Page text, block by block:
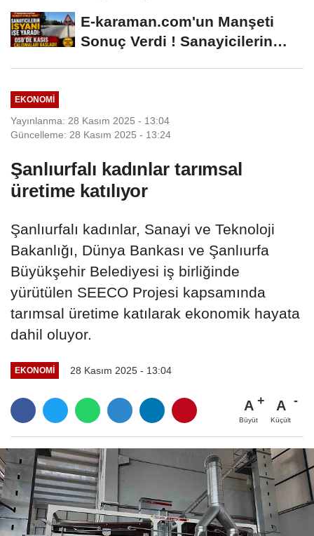
E-karaman.com'un Manşeti
Sonuç Verdi ! Sanayicilerin
EKONOMI
Yayınlanma: 28 Kasım 2025 - 13:04
Güncelleme: 28 Kasım 2025 - 13:24
Şanlıurfalı kadınlar tarımsal
üretime katılıyor
Şanlıurfalı kadınlar, Sanayi ve Teknoloji
Bakanlığı, Dünya Bankası ve Şanlıurfa
Büyükşehir Belediyesi iş birliğinde
yürütülen SEECO Projesi kapsamında
tarımsal üretime katılarak ekonomik hayata
dahil oluyor.
EKONOMI 28 Kasım 2025 - 13:04
A
Büyüt
A
Küçült